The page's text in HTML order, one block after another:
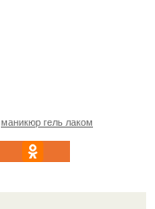
маникюр гель лаком